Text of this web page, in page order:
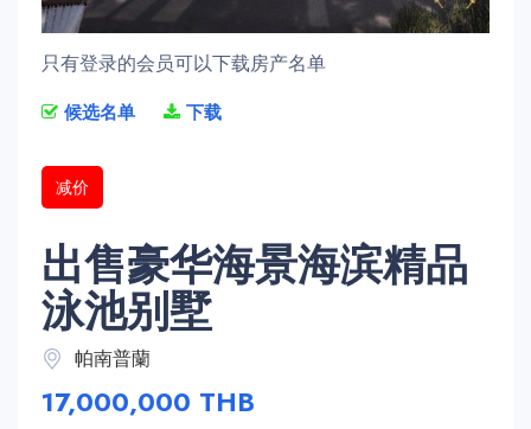
只有登录的会员可以下载房产名单
候选名单 下载
减价
出售豪华海景海滨精品
泳池别墅
帕南普蘭
17,000,000 THB